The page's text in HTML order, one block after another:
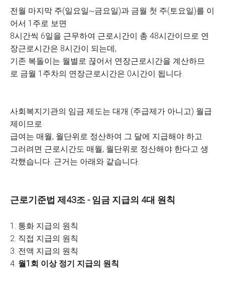
전월 마지막 주(일요일~금요일)과 금월 첫 주(토요일)를 이
어서 1주로 보면
8시간씩 6일을 근무하여 근로시간이 총 48시간이므로 연
장근로시간은 8시간이 되는데,
기존 복돌이는 월별로 끊어서 연장근로시간을 계산하므
로 금월 1주차의 연장근로시간은 0시간이 됩니다.
사회복지기관의 임금 제도는 대개 (주급제가 아니고) 월급
제이므로
급여는 매월, 월단위로 정산하여 그 달에 지급해야 하고
그러려면 근로시간도 매월, 월단위로 정산해야 한다고 생
각했습니다. 근거는 아래와 같습니다.
근로기준법 제43조 - 임금 지급의 4대 원칙
1. 통화 지급의 원칙
2. 직접 지급의 원칙
3. 전액 지급의 원칙
4. 월1회 이상 정기 지급의 원칙